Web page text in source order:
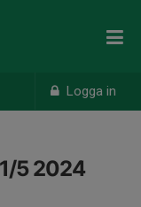
Logga in
5 2024